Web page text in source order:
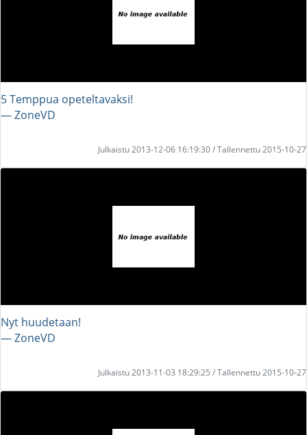
5 Temppua opeteltavaksi!
― ZoneVD
Julkaistu 2013-12-06 16:19:30 / Tallennettu 2015-10-27
Nyt huudetaan!
― ZoneVD
Julkaistu 2013-11-03 18:29:25 / Tallennettu 2015-10-27